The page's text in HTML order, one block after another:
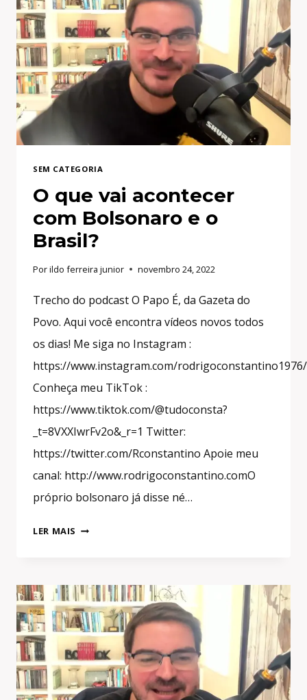
SÓ
DEUS
SABE
SEM CATEGORIA
O que vai acontecer
com Bolsonaro e o
Brasil?
Porildo ferreira junior novembro 24, 2022
Trecho do podcast O Papo É, da Gazeta do
Povo. Aqui você encontra vídeos novos todos
os dias! Me siga no Instagram :
https://www.instagram.com/rodrigoconstantino1976/
Conheça meu TikTok :
https://www.tiktok.com/@tudoconsta?
_t=8VXXIwrFv2o&_r=1 Twitter:
https://twitter.com/Rconstantino Apoie meu
canal: http://www.rodrigoconstantino.comO
próprio bolsonaro já disse né…
LER MAIS
COM
BOLSONARO
E
O
BRASIL?